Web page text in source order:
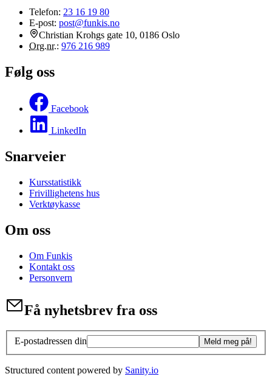
Telefon: 23 16 19 80
E-post: post@funkis.no
Christian Krohgs gate 10, 0186 Oslo
Org.nr.: 976 216 989
Følg oss
Facebook
LinkedIn
Snarveier
Kursstatistikk
Frivillighetens hus
Verktøykasse
Om oss
Om Funkis
Kontakt oss
Personvern
Få nyhetsbrev fra oss
E-postadressen din Meld meg på!
Structured content powered by Sanity.io